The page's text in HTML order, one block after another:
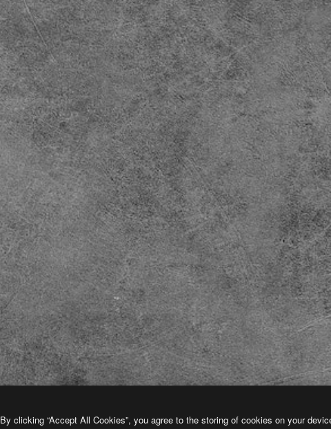
By clicking “Accept All Cookies”, you agree to the storing of cookies on your